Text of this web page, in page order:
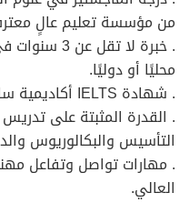
من مؤسسة تعليم عالٍ
. خبرة لا
محليًا أو دوليًا.
. شهادة IELTS أكاديمية سارية بمعدل عام لا يقل عن 7.0.
. القدرة المثبتة على
التأسيس والبكالوريوس
. مهارات تواصل وتفاعل
العالي.